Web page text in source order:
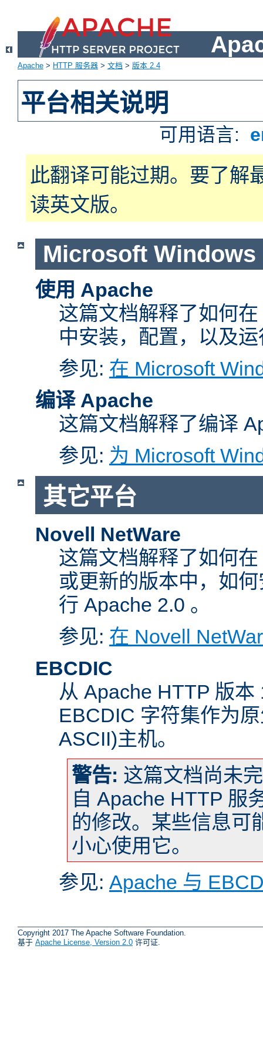
Apache > HTTP 服务器 > 文档 > 版本 2.4
平台相关说明
可用语言:
此翻译可能过期。要了解
读英文版。
Microsoft Windows
使用 Apache
这篇文档解释了如何
中安装，配置，以及
参见: 在 Microsoft
编译 Apache
这篇文档解释了编译
参见: 为 Microsoft
其它平台
Novell NetWare
这篇文档解释了如何
或更新的版本中，如
行 Apache 2.0 。
参见: 在 Novell
EBCDIC
从 Apache HTTP 版
EBCDIC 字符集作为
ASCII)主机。
警告: 这篇文档尚未
自 Apache HTTP 服
的修改。某些信息可
小心使用它。
参见: Apache 与
Copyright 2017 The Apache Software Foundation.
基于 Apache License, Version 2.0 许可证.